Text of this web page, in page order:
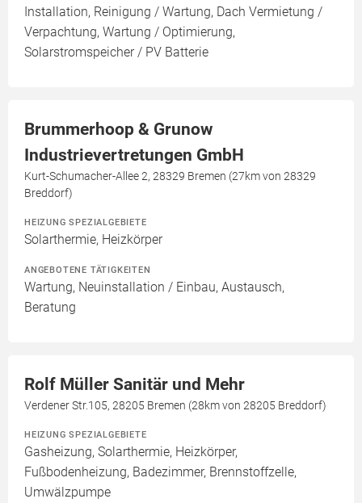
Installation, Reinigung / Wartung, Dach Vermietung /
Verpachtung, Wartung / Optimierung,
Solarstromspeicher / PV Batterie
Brummerhoop & Grunow
Industrievertretungen GmbH
Kurt-Schumacher-Allee 2, 28329 Bremen (27km von 28329
Breddorf)
HEIZUNG SPEZIALGEBIETE
Solarthermie, Heizkörper
ANGEBOTENE TÄTIGKEITEN
Wartung, Neuinstallation / Einbau, Austausch,
Beratung
Rolf Müller Sanitär und Mehr
Verdener Str.105, 28205 Bremen (28km von 28205 Breddorf)
HEIZUNG SPEZIALGEBIETE
Gasheizung, Solarthermie, Heizkörper,
Fußbodenheizung, Badezimmer, Brennstoffzelle,
Umwälzpumpe